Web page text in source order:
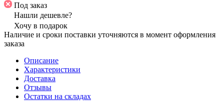
Под заказ
Нашли дешевле?
Хочу в подарок
Наличие и сроки поставки уточняются в момент оформления
заказа
Описание
Характеристики
Доставка
Отзывы
Остатки на складах